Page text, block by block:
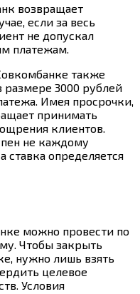
возвращает
если за весь
не допускал
платежам.
также
3000 рублей
Имея просрочки,
принимать
клиентов.
не каждому
определяется
можно провести по
Чтобы закрыть
нужно лишь взять
целевое
Условия